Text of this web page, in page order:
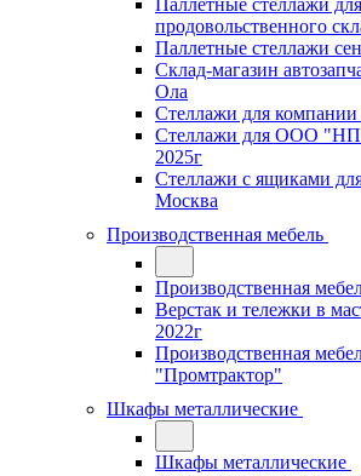
Паллетные стеллажи для
продовольственного
Паллетные стеллажи
Склад-магазин
Ола
Стеллажи для
Стеллажи для ООО
2025г
Стеллажи с ящиками
Москва
Производственная мебель
Производственная
Верстак и тележки в
2022г
Производственная
"Промтрактор"
Шкафы металлические
Шкафы металлические